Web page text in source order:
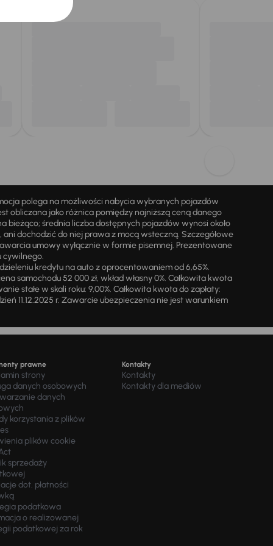
polega na możliwości nabycia wybranych pojazdów
obliczana jako różnica pomiędzy najniższą ceną danego
bieżąco; średnia liczba dostępnych pojazdów wynosi około
dochodzić do niej prawa z mocą wsteczną. Szczegółowe
umowy wyłącznie w formie pisemnej. Prezentowane
cywilnego.
kredytu na auto z oprocentowaniem od 6,65%.
samochodu 52 000 zł, wkład własny 0%. Całkowita kwota
stałe w skali roku: 9,00%. Całkowita kwota do zapłaty:
11.12.2025 r. Zawarcie ubezpieczenia nie jest warunkiem
prawne
strony
danych osobowych
danych
korzystania z plików
plików cookie
sprzedaży
dot. płatności
podatkowa
o realizowanej
podatkowej za rok
Kontakty
Kontakty
Kontakty dla mediów